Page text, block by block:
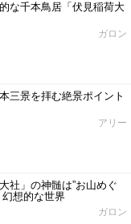
な千本鳥居「伏見稲荷大
ガロン
三景を拝む絶景ポイント
アリー
社」の神髄は”お山めぐ
幻想的な世界
ガロン